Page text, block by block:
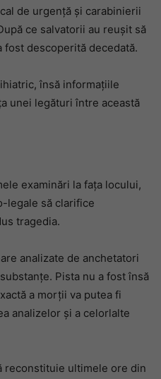
de urgență și carabinierii
ce salvatorii au reușit să
fost descoperită decedată.
însă informațiile
unei legături între această
examinări la fața locului,
legale să clarifice
tragedia.
analizate de anchetatori
Pista nu a fost însă
a morții va putea fi
analizelor și a celorlalte
reconstituie ultimele ore din